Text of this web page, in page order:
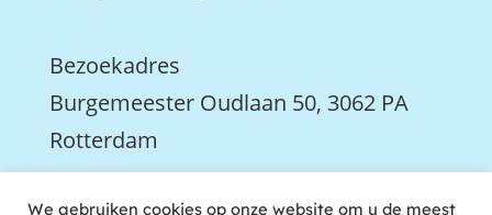
Bezoekadres
Burgemeester Oudlaan 50, 3062 PA
Rotterdam
We gebruiken cookies op onze website om u de meest